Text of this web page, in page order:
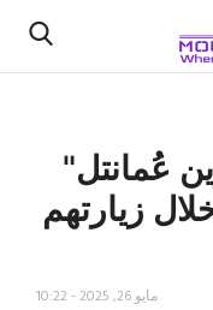
عُمانتل"
زيارتهم
مايو 26, 2025 - 10:22